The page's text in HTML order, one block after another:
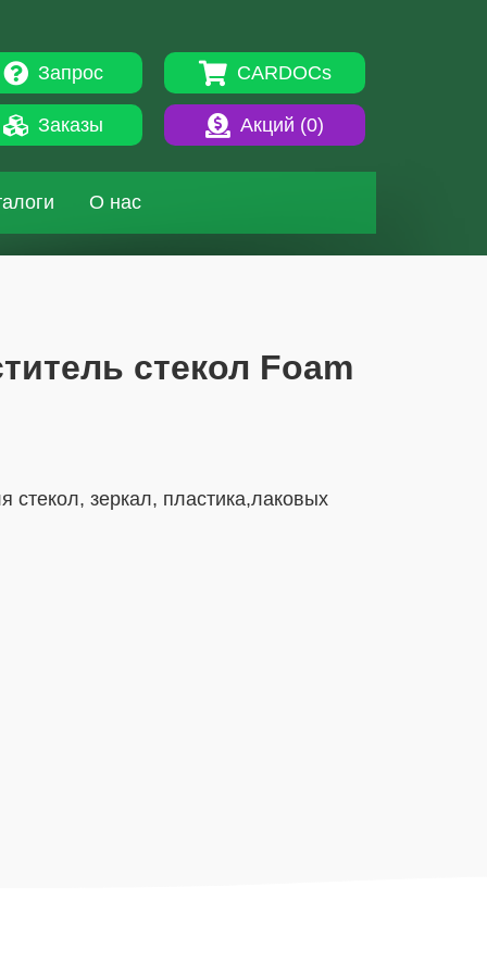
Запрос
Заказы
CARDOCs
Акций (0)
О нас
стекол Foam
зеркал, пластика,лаковых